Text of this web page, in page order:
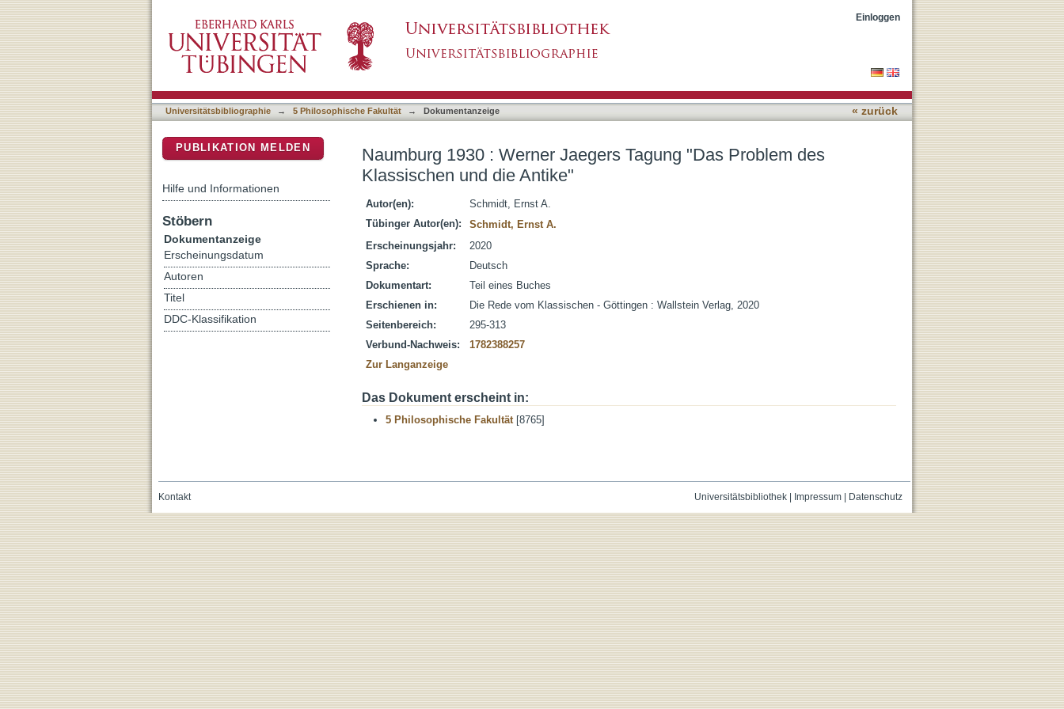
Einloggen
Universitätsbibliographie → 5 Philosophische Fakultät → Dokumentanzeige « zurück
Naumburg 1930 : Werner Jaegers Tagung "Das Problem des
Klassischen und die Antike"
Autor(en):
Schmidt, Ernst A.
Tübinger Autor(en):
Schmidt, Ernst A.
Erscheinungsjahr:
2020
Sprache:
Deutsch
Dokumentart:
Teil eines Buches
Erschienen in:
Die Rede vom Klassischen - Göttingen : Wallstein Verlag, 2020
Seitenbereich:
295-313
Verbund-Nachweis:
1782388257
Zur Langanzeige
Das Dokument erscheint in:
5 Philosophische Fakultät[8765]
PUBLIKATION MELDEN
Hilfe und Informationen
Stöbern
Dokumentanzeige
Erscheinungsdatum
Autoren
Titel
DDC-Klassifikation
Universitätsbibliothek| Impressum| Datenschutz
Kontakt